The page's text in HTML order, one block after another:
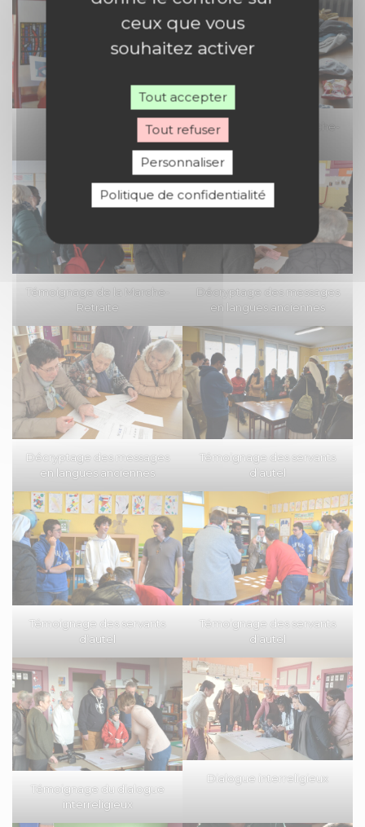
transmettre la foi !
Témoignage de la Marche-
Témoignage de la Marche-
Retraite
Décryptage des messages
en langues anciennes
Décryptage des messages
en langues anciennes
Témoignage des servants
d’autel
Témoignage des servants
d’autel
Témoignage des servants
d’autel
Témoignage du dialogue
interreligieux
Dialogue interreligieux
ceux que vous
souhaitez activer
Tout accepter
Tout refuser
Personnaliser
Politique de confidentialité